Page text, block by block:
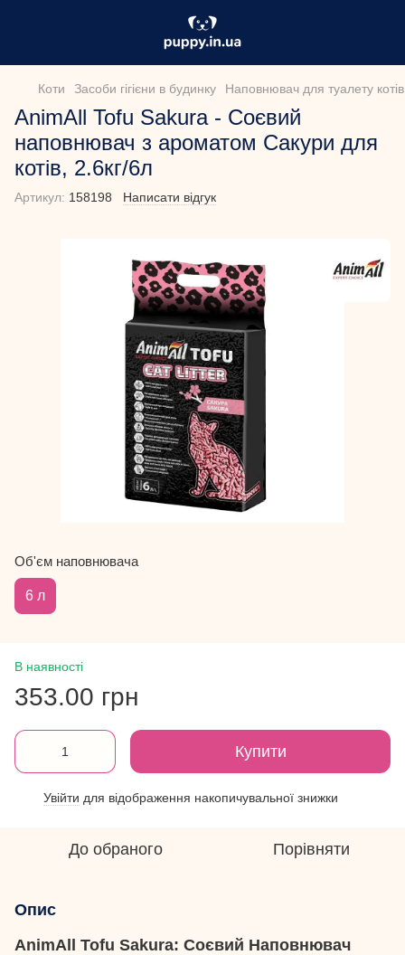
Коти Засоби гігієни в будинку Наповнювач для туалету котів
AnimAll Tofu Sakura - Соєвий
наповнювач з ароматом Сакури для
котів, 2.6кг/6л
Артикул: 158198 Написати відгук
Об'єм наповнювача
6 л
В наявності
353.00 грн
Купити
Увійти для відображення накопичувальної знижки
До обраного Порівняти
Опис
AnimAll Tofu Sakura: Соєвий Наповнювач